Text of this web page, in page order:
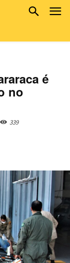
é
no
339